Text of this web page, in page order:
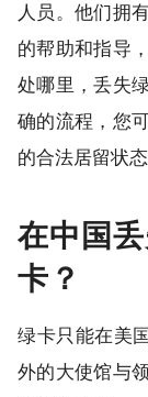
人员。他们拥
的帮助和指导
处哪里，丢失
确的流程，您
的合法居留状态
在中国
卡？
绿卡只能在美
外的大使馆与